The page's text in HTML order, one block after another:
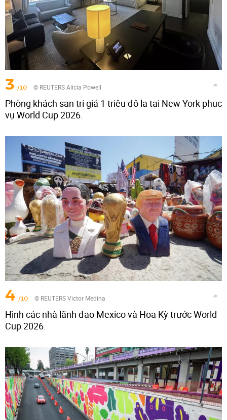
3 /10 © REUTERS Alicia Powell
Phòng khách sạn trị giá 1 triệu đô la tại New York phục
vụ World Cup 2026.
4 /10 © REUTERS Victor Medina
Hình các nhà lãnh đạo Mexico và Hoa Kỳ trước World
Cup 2026.